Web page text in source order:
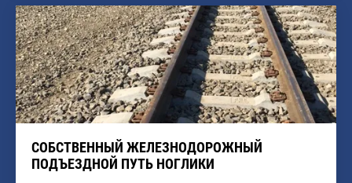
СОБСТВЕННЫЙ ЖЕЛЕЗНОДОРОЖНЫЙ
ПОДЪЕЗДНОЙ ПУТЬ НОГЛИКИ